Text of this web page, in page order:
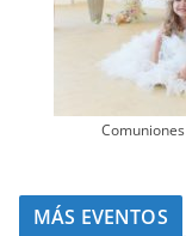
Comuniones
MÁS EVENTOS